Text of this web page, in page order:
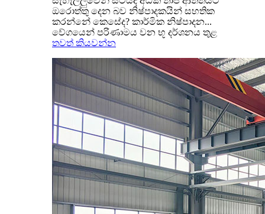
ඔරොත්තු දෙන බව නිෂ්පාදකයින් සහතික
කරන්නේ කෙසේද? කාර්මික නිෂ්පාදන...
වේගයෙන් පරිණාමය වන භූ දර්ශනය තුළ
තවත් කියවන්න